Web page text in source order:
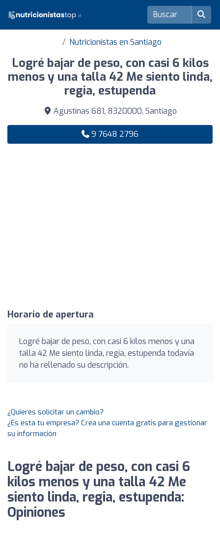
Nutricionistas en Santiago
Logré bajar de peso, con casi 6 kilos
menos y una talla 42 Me siento linda,
regia, estupenda
Agustinas 681, 8320000, Santiago
9 7648 2796
Horario de apertura
Logré bajar de peso, con casi 6 kilos menos y una
talla 42 Me siento linda, regia, estupenda todavía
no ha rellenado su descripción.
¿Quieres solicitar un cambio?
¿Es esta tu empresa? Crea una cuenta gratis para gestionar
su información
Logré bajar de peso, con casi 6
kilos menos y una talla 42 Me
siento linda, regia, estupenda:
Opiniones